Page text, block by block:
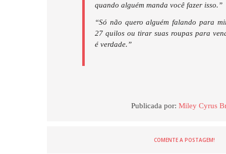
quando alguém manda você fazer isso.”
“Só não quero alguém falando para
27 quilos ou tirar suas roupas para
é verdade.”
Publicada por:Miley Cyrus
COMENTE A POSTAGEM!